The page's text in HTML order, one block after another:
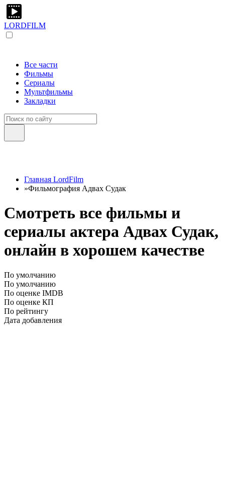
LORDFILM
Все части
Фильмы
Сериалы
Мультфильмы
Закладки
Главная LordFilm
»Фильмография Адвах Судак
Смотреть все фильмы и
сериалы актера Адвах Судак,
онлайн в хорошем качестве
По умолчанию
По умолчанию
По оценке IMDB
По оценке КП
По рейтингу
Дата добавления